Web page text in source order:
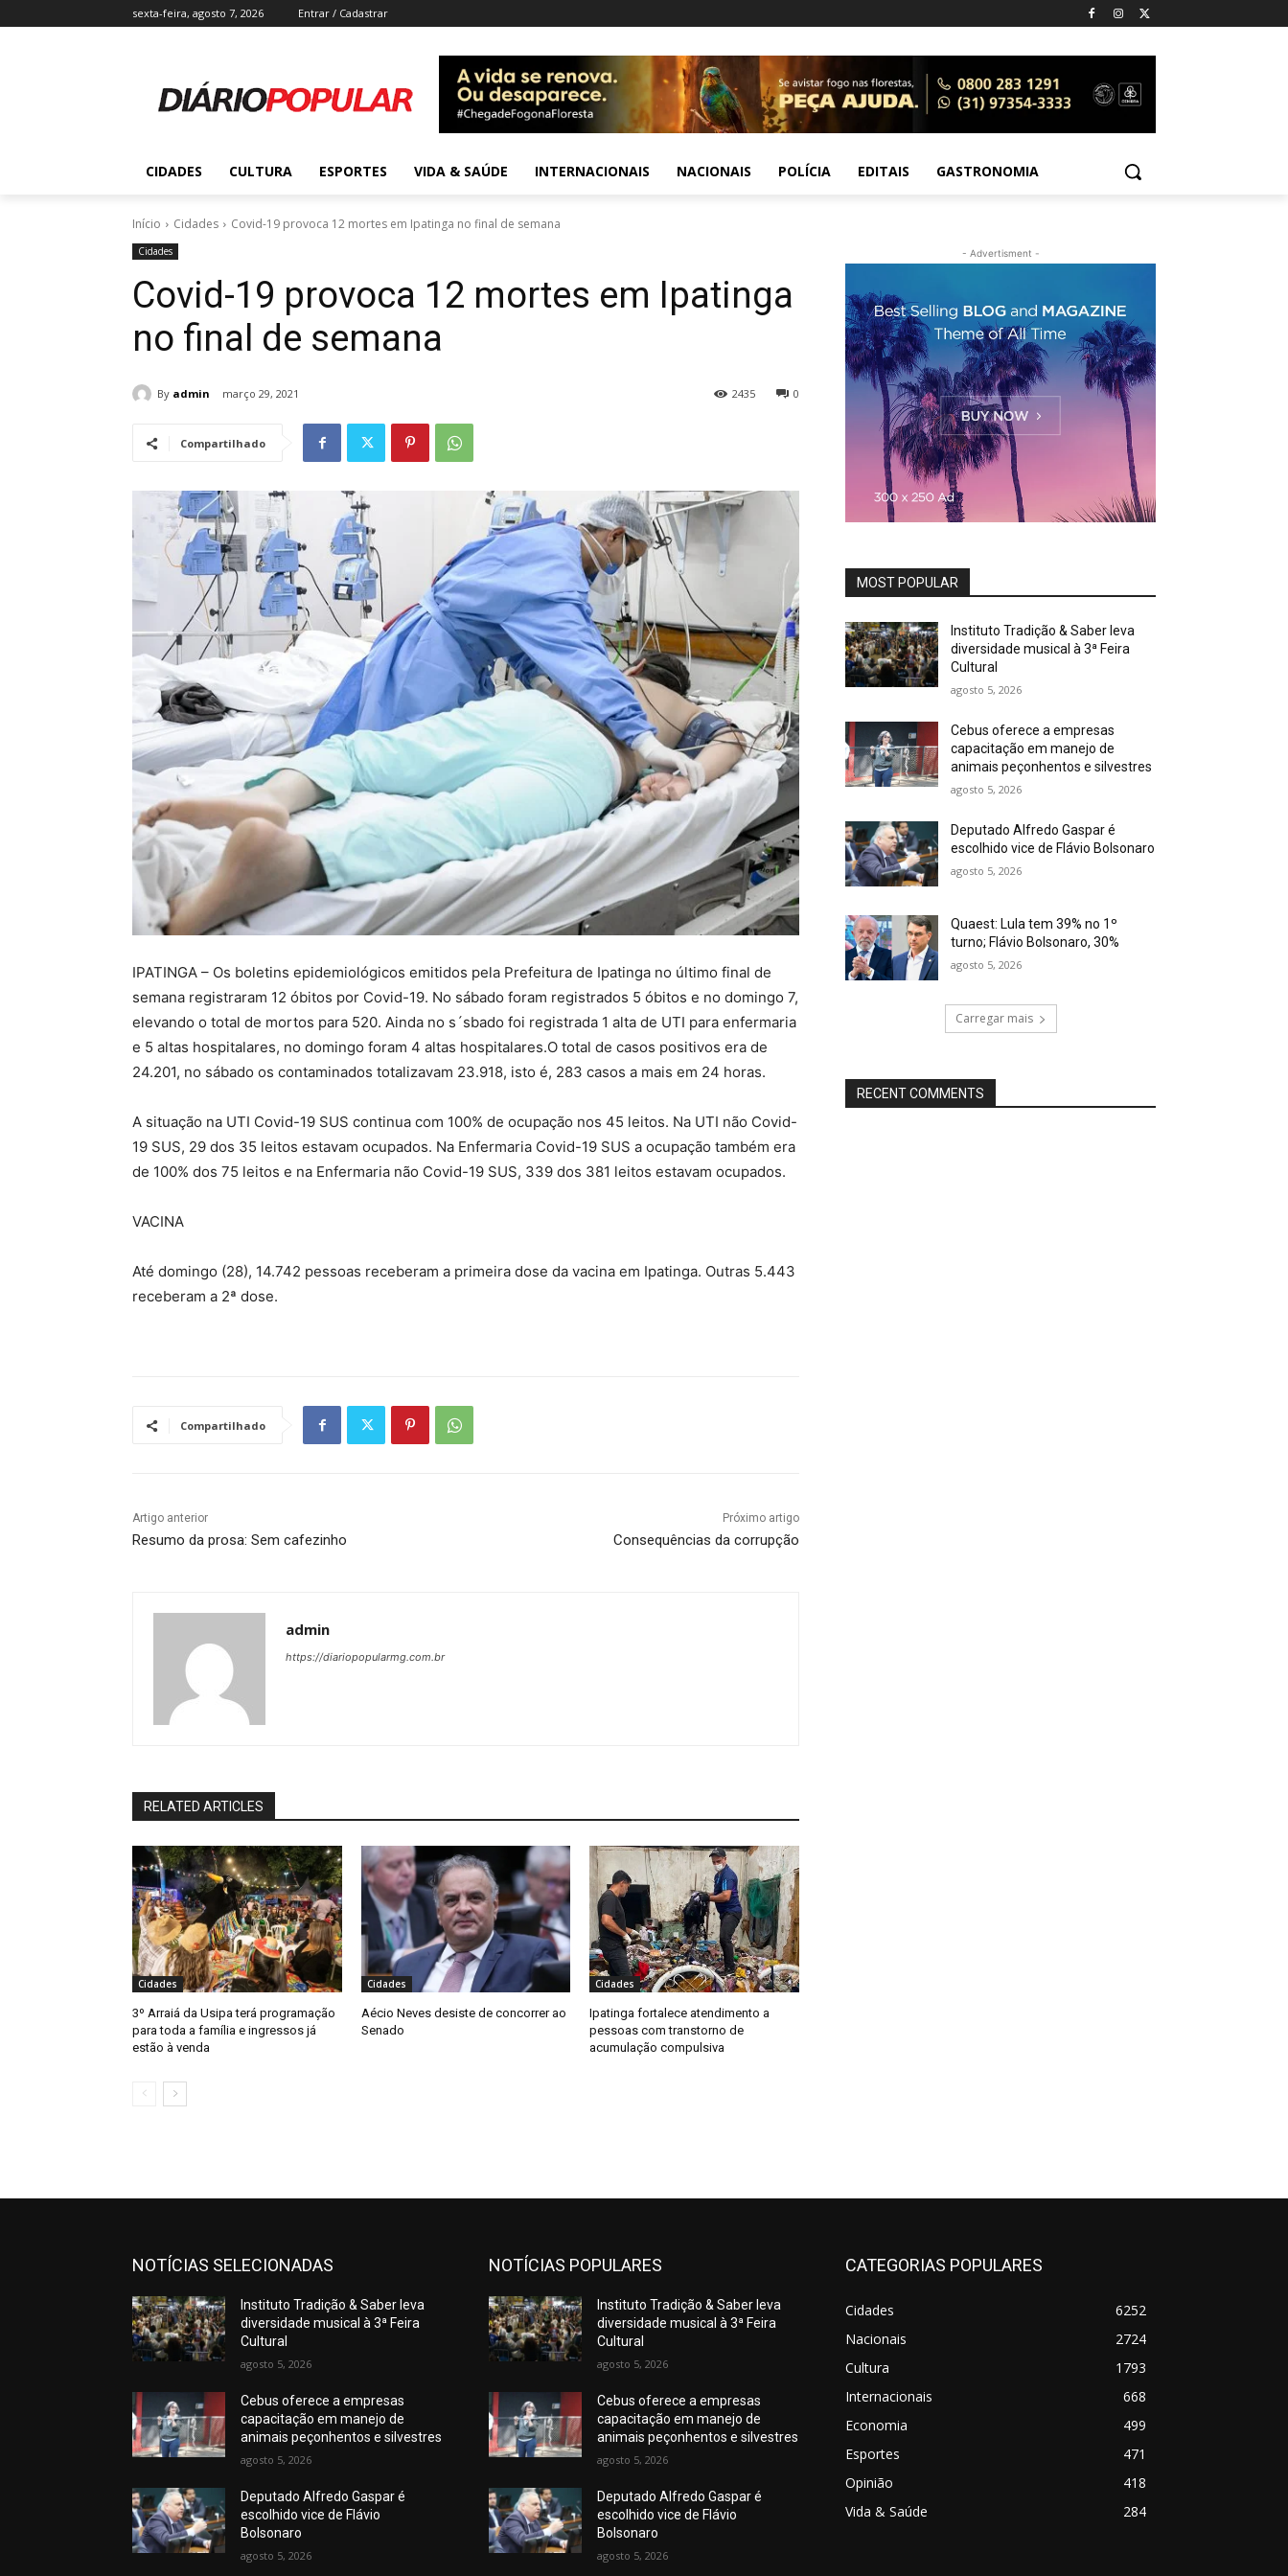
sexta-feira, agosto 7, 2026 Entrar / Cadastrar
CIDADES CULTURA ESPORTES VIDA & SAÚDE INTERNACIONAIS NACIONAIS POLÍCIA EDITAIS GASTRONOMIA
Início Cidades Covid-19 provoca 12 mortes em Ipatinga no final de semana
Cidades
Covid-19 provoca 12 mortes em Ipatinga
no final de semana
By admin março 29, 2021 0
2435
Compartilhado
IPATINGA – Os boletins epidemiológicos emitidos pela Prefeitura de Ipatinga no último final de
semana registraram 12 óbitos por Covid-19. No sábado foram registrados 5 óbitos e no domingo 7,
elevando o total de mortos para 520. Ainda no s´sbado foi registrada 1 alta de UTI para enfermaria
e 5 altas hospitalares, no domingo foram 4 altas hospitalares.O total de casos positivos era de
24.201, no sábado os contaminados totalizavam 23.918, isto é, 283 casos a mais em 24 horas.
A situação na UTI Covid-19 SUS continua com 100% de ocupação nos 45 leitos. Na UTI não Covid-
19 SUS, 29 dos 35 leitos estavam ocupados. Na Enfermaria Covid-19 SUS a ocupação também era
de 100% dos 75 leitos e na Enfermaria não Covid-19 SUS, 339 dos 381 leitos estavam ocupados.
VACINA
Até domingo (28), 14.742 pessoas receberam a primeira dose da vacina em Ipatinga. Outras 5.443
receberam a 2ª dose.
Compartilhado
Artigo anterior
Resumo da prosa: Sem cafezinho
Próximo artigo
Consequências da corrupção
admin
https://diariopopularmg.com.br
RELATED ARTICLES
Cidades
3º Arraiá da Usipa terá programação
para toda a família e ingressos já
estão à venda
Cidades
Aécio Neves desiste de concorrer ao
Senado
Cidades
Ipatinga fortalece atendimento a
pessoas com transtorno de
acumulação compulsiva
- Advertisment -
MOST POPULAR
Instituto Tradição & Saber leva
diversidade musical à 3ª Feira
Cultural
agosto 5, 2026
Cebus oferece a empresas
capacitação em manejo de
animais peçonhentos e silvestres
agosto 5, 2026
Deputado Alfredo Gaspar é
escolhido vice de Flávio Bolsonaro
agosto 5, 2026
Quaest: Lula tem 39% no 1º
turno; Flávio Bolsonaro, 30%
agosto 5, 2026
Carregar mais
RECENT COMMENTS
NOTÍCIAS SELECIONADAS
Instituto Tradição & Saber leva
diversidade musical à 3ª Feira
Cultural
agosto 5, 2026
Cebus oferece a empresas
capacitação em manejo de
animais peçonhentos e silvestres
agosto 5, 2026
Deputado Alfredo Gaspar é
escolhido vice de Flávio
Bolsonaro
agosto 5, 2026
NOTÍCIAS POPULARES
Instituto Tradição & Saber leva
diversidade musical à 3ª Feira
Cultural
agosto 5, 2026
Cebus oferece a empresas
capacitação em manejo de
animais peçonhentos e silvestres
agosto 5, 2026
Deputado Alfredo Gaspar é
escolhido vice de Flávio
Bolsonaro
agosto 5, 2026
CATEGORIAS POPULARES
Cidades
6252
Nacionais
2724
Cultura
1793
Internacionais
668
Economia
499
Esportes
471
Opinião
418
Vida & Saúde
284